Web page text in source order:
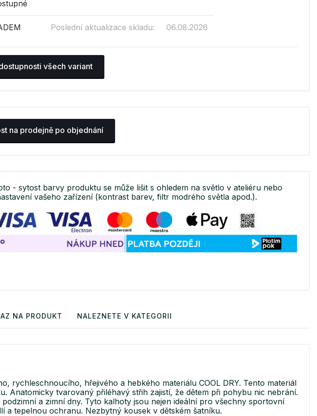
Poslední aktualizace skladu: 06.08.2026
všech variant
na prodejně po objednání
- sytost barvy produktu se může lišit s ohledem na světlo v ateliéru nebo
vašeho zařízení (kontrast barev, filtr modrého světla apod.).
NA PRODUKT NALEZNETE V KATEGORII
rychleschnoucího, hřejivého a hebkého materiálu COOL DRY. Tento materiál
tvarovaný přiléhavý střih zajistí, že dětem při pohybu nic nebrání.
a zimní dny. Tyto kalhoty jsou nejen ideální pro všechny sportovní
a tepelnou ochranu. Nezbytný kousek v dětském šatníku.